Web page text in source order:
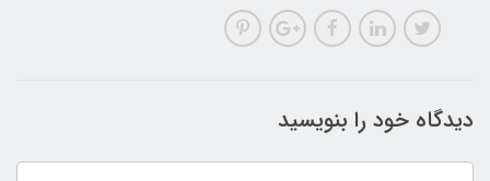
دیدگاه خود را بنویسید